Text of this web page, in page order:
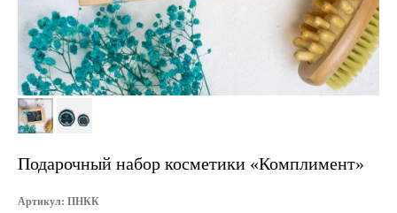
Подарочный набор косметики «Комплимент»
Артикул: ПНКК